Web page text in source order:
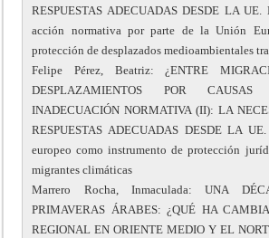
RESPUESTAS ADECUADAS DESDE LA
acción normativa por parte de la Unión
protección de desplazados medioambientales
Felipe Pérez, Beatriz: ¿ENTRE
DESPLAZAMIENTOS POR
INADECUACIÓN NORMATIVA (II): LA
RESPUESTAS ADECUADAS DESDE LA
europeo como instrumento de protección
migrantes climáticas
Marrero Rocha, Inmaculada: UNA
PRIMAVERAS ÁRABES: ¿QUÉ HA
REGIONAL EN ORIENTE MEDIO Y EL